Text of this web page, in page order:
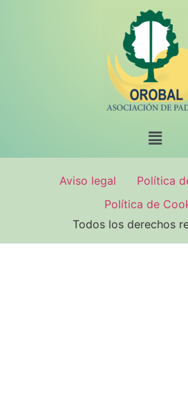
Aviso legal
Política
Política de
Todos los derechos